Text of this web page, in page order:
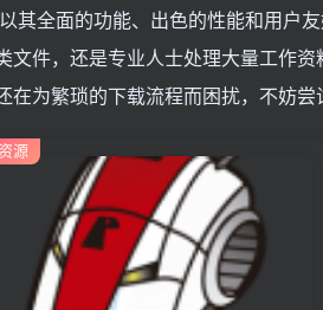
其全面的功能、出色的性能和用户
文件，还是专业人士处理大量工作
在为繁琐的下载流程而困扰，不妨尝
源